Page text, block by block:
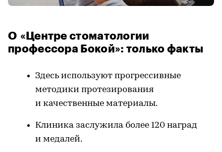
О «Центре стоматологии
профессора Бокой»: только факты
Здесь используют прогрессивные
методики протезирования
и качественные материалы.
Клиника заслужила более 120 наград
и медалей.